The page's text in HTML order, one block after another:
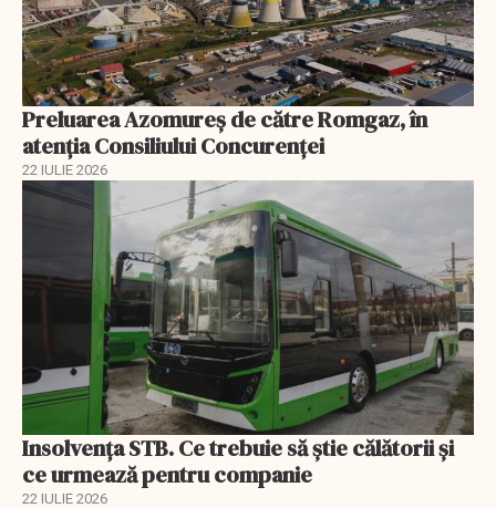
Preluarea Azomureş de către Romgaz, în
atenţia Consiliului Concurenţei
22 IULIE 2026
Insolvenţa STB. Ce trebuie să ştie călătorii şi
ce urmează pentru companie
22 IULIE 2026